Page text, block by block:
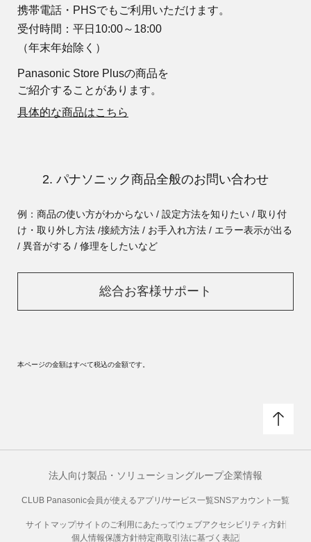
携帯電話・PHSでもご利用いただけます。
受付時間：平日10:00～18:00
（年末年始除く）
Panasonic Store Plusの商品を
ご紹介することがあります。
具体的な商品はこちら
2. パナソニック商品全般のお問い合わせ
例：商品の使い方がわからない / 設定方法を知りたい / 取り付
け・取り外し方法 /接続方法 / お手入れ方法 / エラー表示が出る
/ 異音がする / 修理をしたいなど
総合お客様サポート
本ページの金額はすべて税込の金額です。
法人向け製品・ソリューショングループ企業情報
CLUB Panasonic会員が使えるアプリ/サービス一覧SNSアカウント一覧
サイトマップサイトのご利用にあたって ウェブアクセシビリティ方針
個人情報保護方針特定商取引法に基づく表記